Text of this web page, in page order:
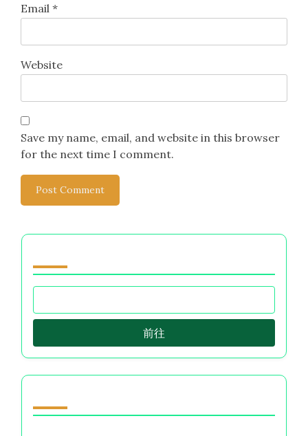
Email *
Website
Save my name, email, and website in this browser
for the next time I comment.
前往